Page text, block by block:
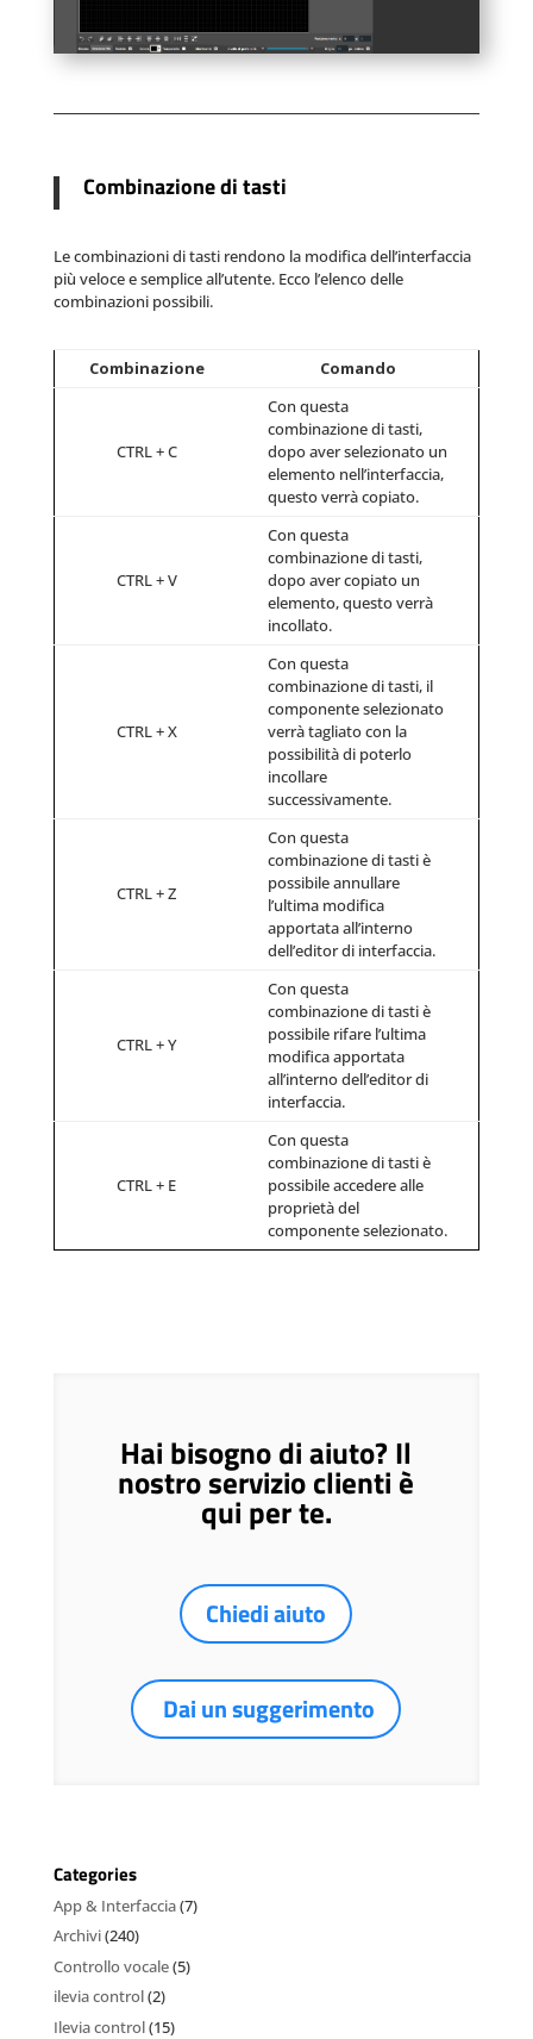
Combinazione di tasti
Le combinazioni di tasti rendono la modifica dell’interfaccia
più veloce e semplice all’utente. Ecco l’elenco delle
combinazioni possibili.
Combinazione Comando
CTRL + C
Con questa
combinazione di tasti,
dopo aver selezionato un
elemento nell’interfaccia,
questo verrà copiato.
CTRL + V
Con questa
combinazione di tasti,
dopo aver copiato un
elemento, questo verrà
incollato.
CTRL + X
Con questa
combinazione di tasti, il
componente selezionato
verrà tagliato con la
possibilità di poterlo
incollare
successivamente.
CTRL + Z
Con questa
combinazione di tasti è
possibile annullare
l’ultima modifica
apportata all’interno
dell’editor di interfaccia.
CTRL + Y
Con questa
combinazione di tasti è
possibile rifare l’ultima
modifica apportata
all’interno dell’editor di
interfaccia.
CTRL + E
Con questa
combinazione di tasti è
possibile accedere alle
proprietà del
componente selezionato.
Hai bisogno di aiuto? Il
nostro servizio clienti è
qui per te.
Chiedi aiuto
Dai un suggerimento
Categories
App & Interfaccia(7)
Archivi(240)
Controllo vocale(5)
ilevia control(2)
Ilevia control(15)